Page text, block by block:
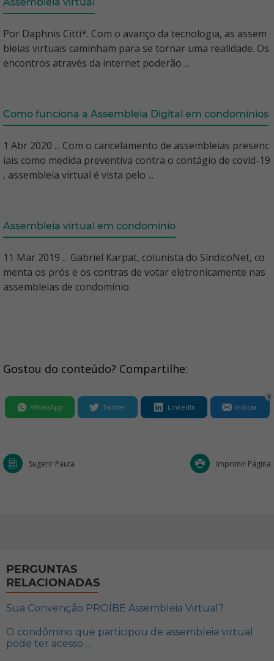
Por Daphnis Citti*. Com o avanço da tecnologia, as assem
bleias virtuais caminham para se tornar uma realidade. Os
encontros através da internet poderão ...
Como funciona a Assembleia Digital em condomínios
1 Abr 2020 ... Com o cancelamento de assembleias presenc
iais como medida preventiva contra o contágio de covid-19
, assembleia virtual é vista pelo ...
Assembleia virtual em condomínio
11 Mar 2019 ... Gabriel Karpat, colunista do SíndicoNet, co
menta os prós e os contras de votar eletronicamente nas
assembleias de condomínio.
Gostou do conteúdo? Compartilhe:
WhatsApp Twitter LinkedIn Indicar
3
Sugerir Pauta Imprimir Página
PERGUNTAS
RELACIONADAS
Sua Convenção PROÍBE Assembleia Virtual?
O condômino que participou de assembleia virtual
pode ter acesso ...